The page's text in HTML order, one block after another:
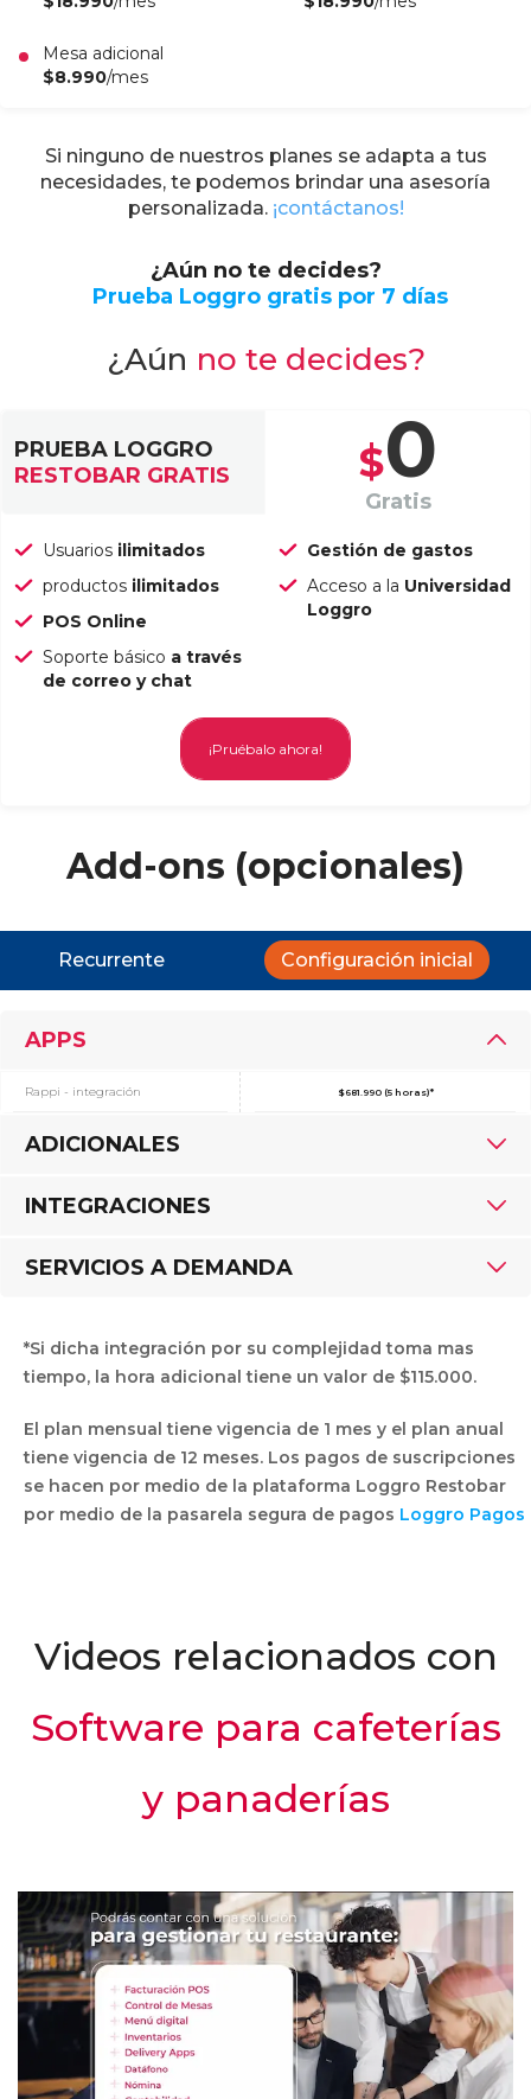
Mesa adicional
$8.990/mes
Si ninguno de nuestros planes se adapta a tus
necesidades, te podemos brindar una asesoría
personalizada. ¡contáctanos!
¿Aún no te decides?
Prueba Loggro gratis por 7 días
¿Aún no te decides?
PRUEBA LOGGRO
RESTOBAR GRATIS
$0
Gratis
Usuarios ilimitados
productos ilimitados
POS Online
Soporte básico a través
de correo y chat
Gestión de gastos
Acceso a la Universidad
Loggro
¡Pruébalo ahora!
Add-ons (opcionales)
Recurrente Configuración inicial
APPS
Rappi - integración $681.990 (5 horas)*
ADICIONALES
Uso Certificado Digital de Loggro
Soporte Premium
INTEGRACIONES
Sistema Contable (Loggro) -
integración
SERVICIOS A DEMANDA
Configuración inicial de carta
(hasta 100 productos). Hasta 5
$488.990
Capacitación personalizada de 2
horas
$230.000
*Si dicha integración por su complejidad toma mas
tiempo, la hora adicional tiene un valor de $115.000.
El plan mensual tiene vigencia de 1 mes y el plan anual
tiene vigencia de 12 meses. Los pagos de suscripciones
se hacen por medio de la plataforma Loggro Restobar
por medio de la pasarela segura de pagos Loggro Pagos
Videos relacionados con
Software para cafeterías
y panaderías